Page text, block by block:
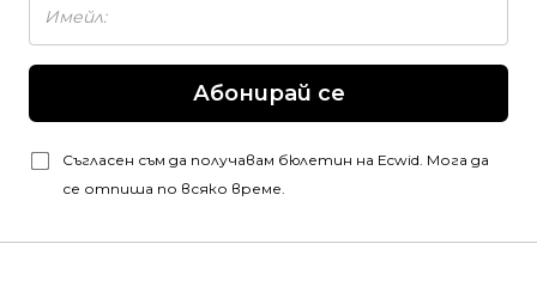
Абонирай се
Съгласен съм да получавам бюлетин на Ecwid. Мога да
се отпиша по всяко време.